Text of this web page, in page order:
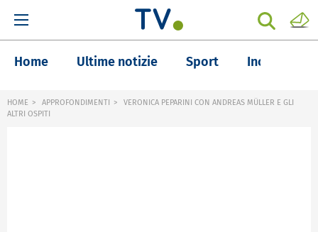
Home Ultime notizie Sport Inchieste
HOME APPROFONDIMENTI
VERONICA PEPARINI CON ANDREAS MÜLLER E GLI
ALTRI OSPITI